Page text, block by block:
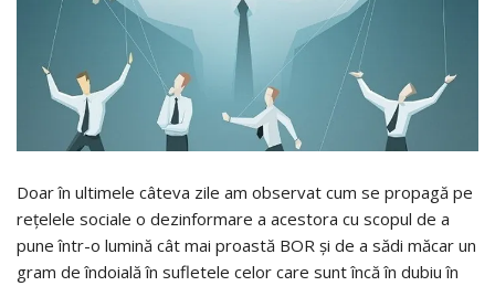
Doar în ultimele câteva zile am observat cum se propagă pe
rețelele sociale o dezinformare a acestora cu scopul de a
pune într-o lumină cât mai proastă BOR și de a sădi măcar un
gram de îndoială în sufletele celor care sunt încă în dubiu în